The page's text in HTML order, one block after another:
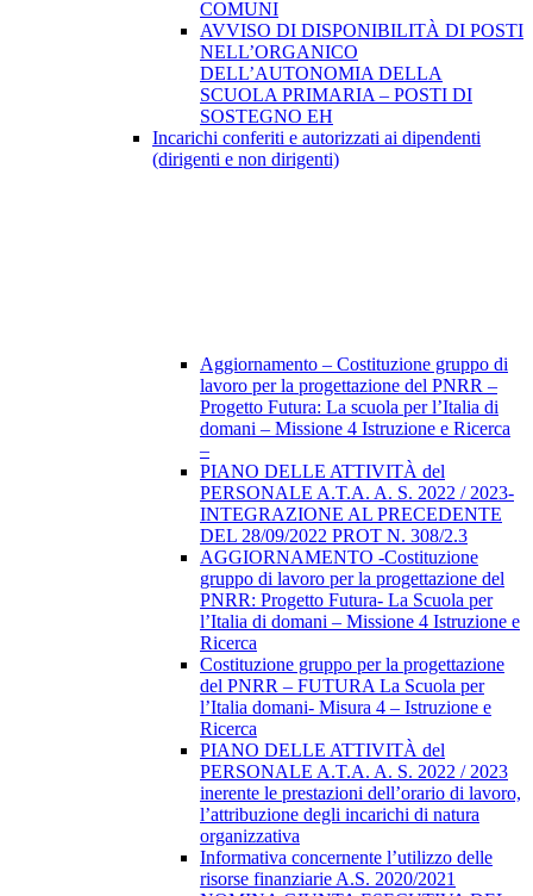
COMUNI
AVVISO DI DISPONIBILITÀ DI POSTI
NELL’ORGANICO
DELL’AUTONOMIA DELLA
SCUOLA PRIMARIA – POSTI DI
SOSTEGNO EH
Incarichi conferiti e autorizzati ai dipendenti
(dirigenti e non dirigenti)
Aggiornamento – Costituzione gruppo di
lavoro per la progettazione del PNRR –
Progetto Futura: La scuola per l’Italia di
domani – Missione 4 Istruzione e Ricerca
–
PIANO DELLE ATTIVITÀ del
PERSONALE A.T.A. A. S. 2022 / 2023-
INTEGRAZIONE AL PRECEDENTE
DEL 28/09/2022 PROT N. 308/2.3
AGGIORNAMENTO -Costituzione
gruppo di lavoro per la progettazione del
PNRR: Progetto Futura- La Scuola per
l’Italia di domani – Missione 4 Istruzione e
Ricerca
Costituzione gruppo per la progettazione
del PNRR – FUTURA La Scuola per
l’Italia domani- Misura 4 – Istruzione e
Ricerca
PIANO DELLE ATTIVITÀ del
PERSONALE A.T.A. A. S. 2022 / 2023
inerente le prestazioni dell’orario di lavoro,
l’attribuzione degli incarichi di natura
organizzativa
Informativa concernente l’utilizzo delle
risorse finanziarie A.S. 2020/2021